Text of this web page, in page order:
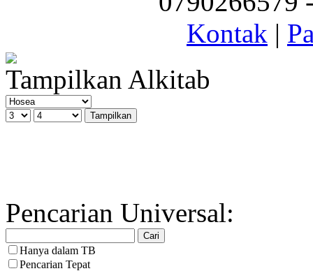
Kontak |
Tampilkan Alkitab
Pencarian Universal:
Hanya dalam TB
Pencarian Tepat